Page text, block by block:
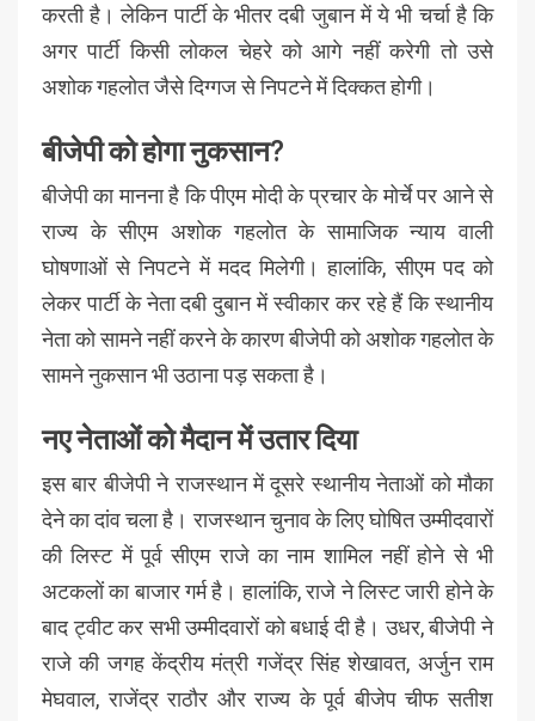
करती है। लेकिन पार्टी के भीतर दबी जुबान में ये भी चर्चा है कि
अगर पार्टी किसी लोकल चेहरे को आगे नहीं करेगी तो उसे
अशोक गहलोत जैसे दिग्गज से निपटने में दिक्कत होगी।
बीजेपी को होगा नुकसान?
बीजेपी का मानना है कि पीएम मोदी के प्रचार के मोर्चे पर आने से
राज्य के सीएम अशोक गहलोत के सामाजिक न्याय वाली
घोषणाओं से निपटने में मदद मिलेगी। हालांकि, सीएम पद को
लेकर पार्टी के नेता दबी दुबान में स्वीकार कर रहे हैं कि स्थानीय
नेता को सामने नहीं करने के कारण बीजेपी को अशोक गहलोत के
सामने नुकसान भी उठाना पड़ सकता है।
नए नेताओं को मैदान में उतार दिया
इस बार बीजेपी ने राजस्थान में दूसरे स्थानीय नेताओं को मौका
देने का दांव चला है। राजस्थान चुनाव के लिए घोषित उम्मीदवारों
की लिस्ट में पूर्व सीएम राजे का नाम शामिल नहीं होने से भी
अटकलों का बाजार गर्म है। हालांकि, राजे ने लिस्ट जारी होने के
बाद ट्वीट कर सभी उम्मीदवारों को बधाई दी है। उधर, बीजेपी ने
राजे की जगह केंद्रीय मंत्री गजेंद्र सिंह शेखावत, अर्जुन राम
मेघवाल, राजेंद्र राठौर और राज्य के पूर्व बीजेप चीफ सतीश